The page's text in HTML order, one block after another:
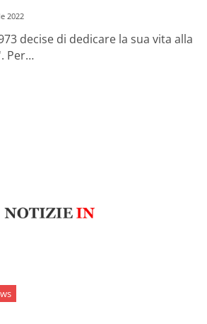
2022
decise di dedicare la sua vita alla
Per…